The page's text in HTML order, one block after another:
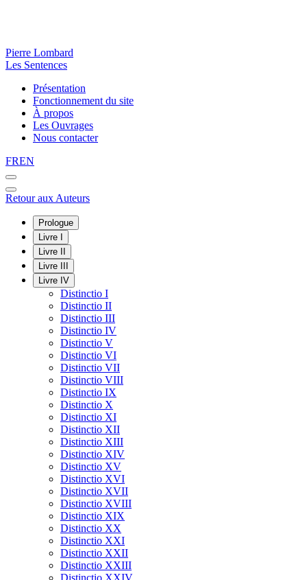
Pierre Lombard
Les Sentences
Présentation
Fonctionnement du site
À propos
Les Ouvrages
Nous contacter
FREN
Retour aux Auteurs
Prologue
Livre I
Livre II
Livre III
Livre IV
Distinctio I
Distinctio II
Distinctio III
Distinctio IV
Distinctio V
Distinctio VI
Distinctio VII
Distinctio VIII
Distinctio IX
Distinctio X
Distinctio XI
Distinctio XII
Distinctio XIII
Distinctio XIV
Distinctio XV
Distinctio XVI
Distinctio XVII
Distinctio XVIII
Distinctio XIX
Distinctio XX
Distinctio XXI
Distinctio XXII
Distinctio XXIII
Distinctio XXIV